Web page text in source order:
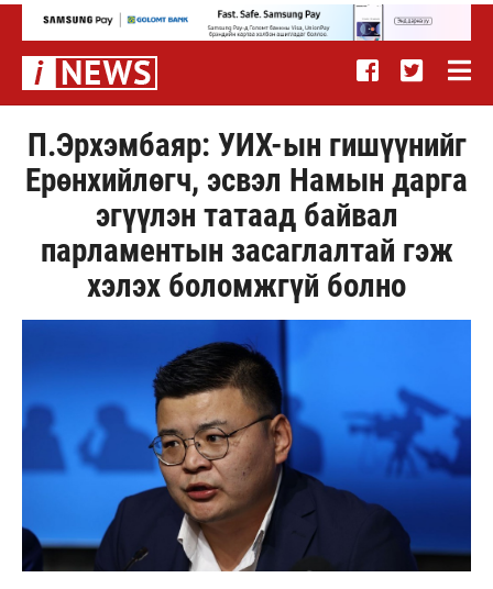
П.Эрхэмбаяр: УИХ-ын гишүүнийг
Ерөнхийлөгч, эсвэл Намын дарга
эгүүлэн татаад байвал
парламентын засаглалтай гэж
хэлэх боломжгүй болно